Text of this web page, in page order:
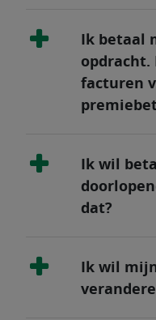
Ik betaal
opdracht.
facturen
Ik wil
dat?
Ik wil